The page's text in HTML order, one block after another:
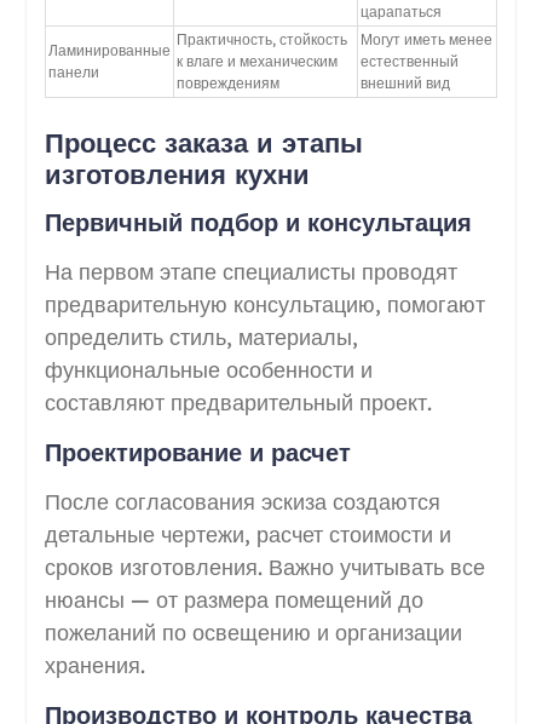
царапаться
Ламинированные
панели
Практичность, стойкость
к влаге и механическим
повреждениям
Могут иметь менее
естественный
внешний вид
Процесс заказа и этапы
изготовления кухни
Первичный подбор и консультация
На первом этапе специалисты проводят
предварительную консультацию, помогают
определить стиль, материалы,
функциональные особенности и
составляют предварительный проект.
Проектирование и расчет
После согласования эскиза создаются
детальные чертежи, расчет стоимости и
сроков изготовления. Важно учитывать все
нюансы — от размера помещений до
пожеланий по освещению и организации
хранения.
Производство и контроль качества